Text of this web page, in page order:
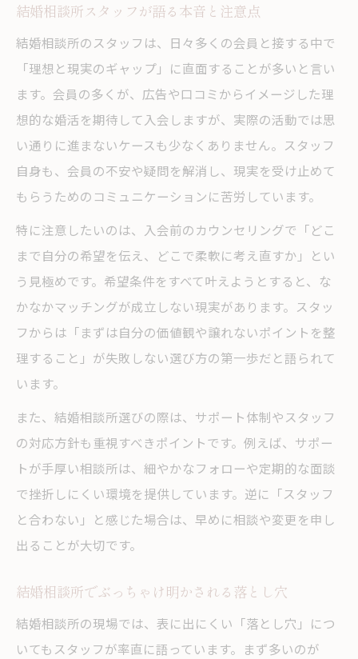
結婚相談所スタッフが語る本音と注意点
結婚相談所のスタッフは、日々多くの会員と接する中で
「理想と現実のギャップ」に直面することが多いと言い
ます。会員の多くが、広告や口コミからイメージした理
想的な婚活を期待して入会しますが、実際の活動では思
い通りに進まないケースも少なくありません。スタッフ
自身も、会員の不安や疑問を解消し、現実を受け止めて
もらうためのコミュニケーションに苦労しています。
特に注意したいのは、入会前のカウンセリングで「どこ
まで自分の希望を伝え、どこで柔軟に考え直すか」とい
う見極めです。希望条件をすべて叶えようとすると、な
かなかマッチングが成立しない現実があります。スタッ
フからは「まずは自分の価値観や譲れないポイントを整
理すること」が失敗しない選び方の第一歩だと語られて
います。
また、結婚相談所選びの際は、サポート体制やスタッフ
の対応方針も重視すべきポイントです。例えば、サポー
トが手厚い相談所は、細やかなフォローや定期的な面談
で挫折しにくい環境を提供しています。逆に「スタッフ
と合わない」と感じた場合は、早めに相談や変更を申し
出ることが大切です。
結婚相談所でぶっちゃけ明かされる落とし穴
結婚相談所の現場では、表に出にくい「落とし穴」につ
いてもスタッフが率直に語っています。まず多いのが